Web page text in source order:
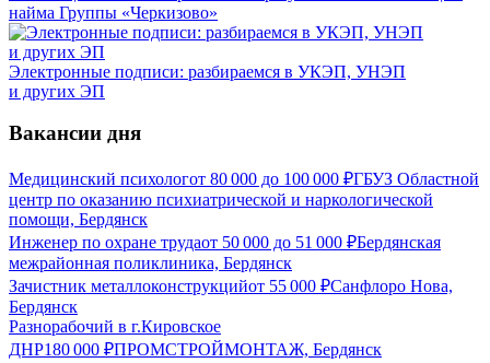
найма Группы «Черкизово»
Электронные подписи: разбираемся в УКЭП, УНЭП
и других ЭП
Вакансии дня
Медицинский психологот 80 000 до 100 000 ₽ГБУЗ Областной
центр по оказанию психиатрической и наркологической
помощи, Бердянск
Инженер по охране трудаот 50 000 до 51 000 ₽Бердянская
межрайонная поликлиника, Бердянск
Зачистник металлоконструкцийот 55 000 ₽Санфлоро Нова,
Бердянск
Разнорабочий в г.Кировское
ДНР180 000 ₽ПРОМСТРОЙМОНТАЖ, Бердянск